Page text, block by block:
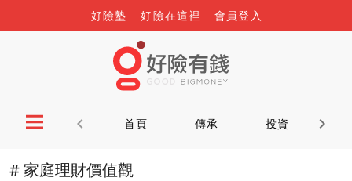
好險塾 好險在這裡 會員登入
首頁 傳承 投資
# 家庭理財價值觀